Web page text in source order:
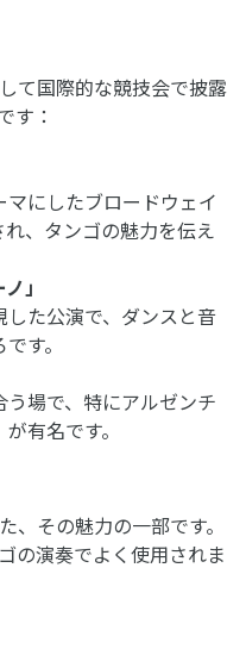
て国際的な競技会で披露
す：
にしたブロードウェイ
、タンゴの魅力を伝え
」
た公演で、ダンスと音
す。
場で、特にアルゼンチ
有名です。
、その魅力の一部です。
の演奏でよく使用されま